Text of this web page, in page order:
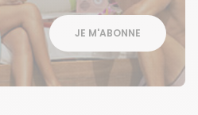
JE M'ABONNE